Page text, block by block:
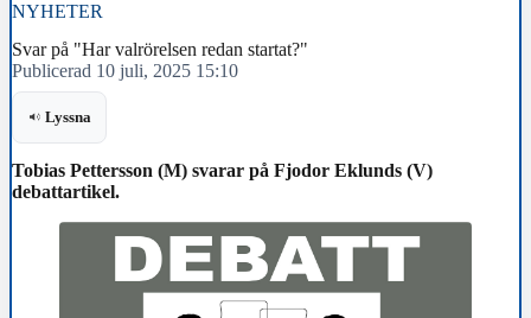
NYHETER
Svar på "Har valrörelsen redan startat?"
Publicerad 10 juli, 2025 15:10
Lyssna
Tobias Pettersson (M) svarar på Fjodor Eklunds (V)
debattartikel.